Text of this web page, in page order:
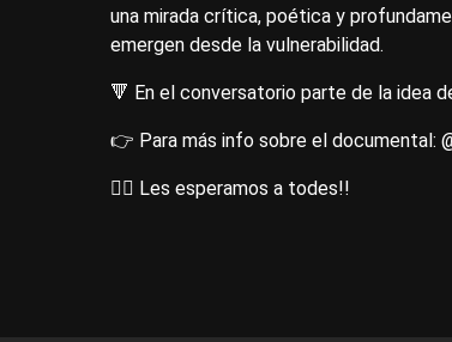
una mirada crítica, poética y
emergen desde la vulnerabilidad.
🔻 En el conversatorio parte de la idea
👉 Para más info sobre el documental:
❤️‍🔥 Les esperamos a todes!!